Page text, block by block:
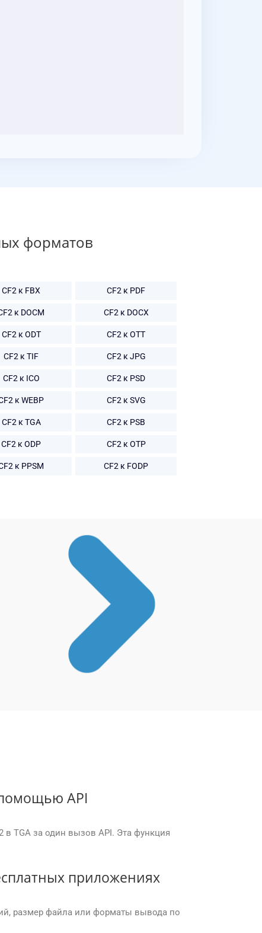
форматов
CF2 к FBX CF2 к PDF
к DOCM CF2 к DOCX
CF2 к ODT CF2 к OTT
CF2 к TIF CF2 к JPG
CF2 к ICO CF2 к PSD
к WEBP CF2 к SVG
CF2 к TGA CF2 к PSB
CF2 к ODP CF2 к OTP
к PPSM CF2 к FODP
API
в TGA за один вызов API. Эта функция
приложениях
размер файла или форматы вывода по